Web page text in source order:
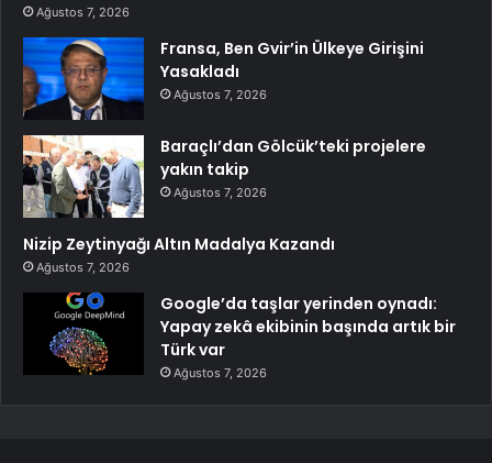
Ağustos 7, 2026
Fransa, Ben Gvir’in Ülkeye Girişini
Yasakladı
Ağustos 7, 2026
Baraçlı’dan Gölcük’teki projelere
yakın takip
Ağustos 7, 2026
Nizip Zeytinyağı Altın Madalya Kazandı
Ağustos 7, 2026
Google’da taşlar yerinden oynadı:
Yapay zekâ ekibinin başında artık bir
Türk var
Ağustos 7, 2026